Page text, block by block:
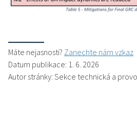
Máte nejasnosti? Zanechte nám vzkaz
Datum publikace: 1. 6. 2026
Autor stránky: Sekce technická a